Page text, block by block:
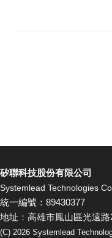
矽聯科技股份有限公司
Systemlead Technologies
統一編號：89430377
地址：高雄市鳳山區光遠
(C) 2026 Systemlead